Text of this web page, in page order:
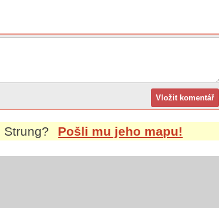
Strung? Pošli mu jeho mapu!